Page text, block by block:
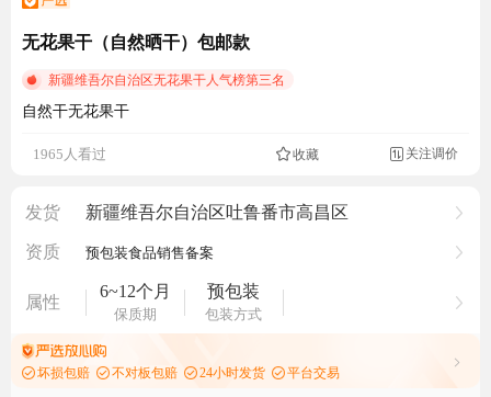
无花果干（自然晒干）包邮款
新疆维吾尔自治区无花果干人气榜第三名
自然干无花果干
1965人看过
收藏 关注调价
发货 新疆维吾尔自治区吐鲁番市高昌区
资质 预包装食品销售备案
属性
6~12个月
保质期
预包装
包装方式
坏损包赔 不对板包赔 24小时发货 平台交易